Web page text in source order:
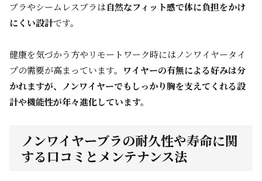
ブラやシームレスブラは自然なフィット感で体に負担をかけ
にくい設計です。
健康を気づかう方やリモートワーク時にはノンワイヤータイ
プの需要が高まっています。 ワイヤーの有無による好みは分
かれますが、ノンワイヤーでもしっかり胸を支えてくれる設
計や機能性が年々進化しています。
ノンワイヤーブラの耐久性や寿命に関
する口コミとメンテナンス法